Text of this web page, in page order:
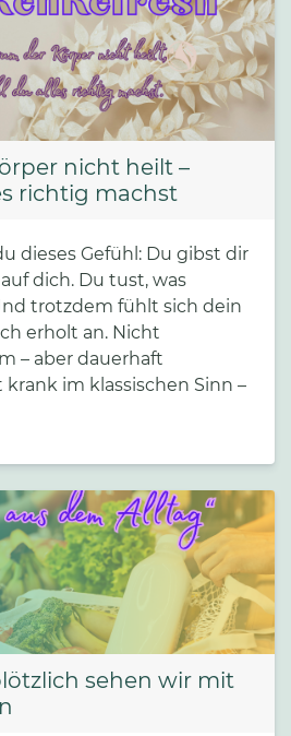
nicht heilt –
richtig machst
dieses Gefühl: Du gibst dir
dich. Du tust, was
trotzdem fühlt sich dein
erholt an. Nicht
– aber dauerhaft
im klassischen Sinn –
sehen wir mit